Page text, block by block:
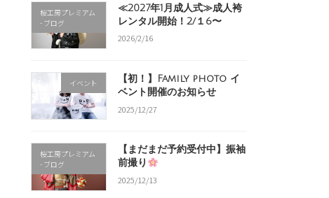
桜工房プレミアム
- ブログ
≪2027年1月成人式≫成人袴
レンタル開始！2/１6〜
2026/2/16
イベント
【初！】Family photo イ
ベント開催のお知らせ
2025/12/27
桜工房プレミアム
- ブログ
【まだまだ予約受付中】振袖
前撮り
2025/12/13